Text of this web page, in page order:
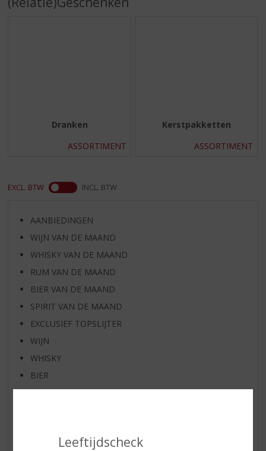
i
Leeftijdscheck
Dranken
ASSORTIMENT
Kerstpakketten
ASSORTIMENT
EXCL. BTW INCL. BTW
AANBIEDINGEN
WIJN VAN DE MAAND
WHISKY VAN DE MAAND
RUM VAN DE MAAND
BIER VAN DE MAAND
SPIRIT VAN DE MAAND
EXCLUSIEF TOPSLIJTER
WIJN
WHISKY
BIER
APERITIEF
KANT EN KLAAR